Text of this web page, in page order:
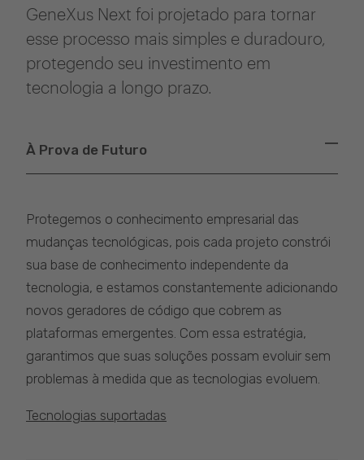
GeneXus Next foi projetado para tornar
esse processo mais simples e duradouro,
protegendo seu investimento em
tecnologia a longo prazo.
À Prova de Futuro
Protegemos o conhecimento empresarial das
mudanças tecnológicas, pois cada projeto constrói
sua base de conhecimento independente da
tecnologia, e estamos constantemente adicionando
novos geradores de código que cobrem as
plataformas emergentes. Com essa estratégia,
garantimos que suas soluções possam evoluir sem
problemas à medida que as tecnologias evoluem.
Tecnologias suportadas